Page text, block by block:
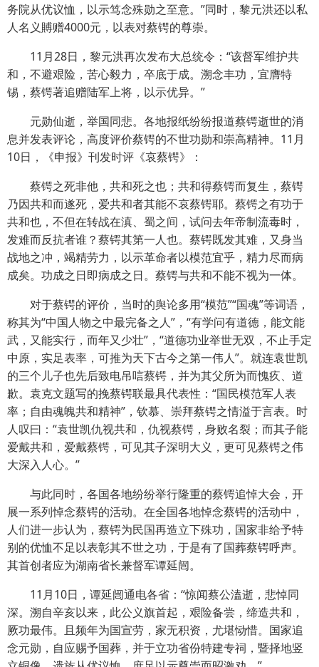
务院从优议恤，以示笃念殊勋之至意。”同时，黎元洪还以私
人名义賻赠4000元，以表对蔡锷的尊崇。
11月28日，黎元洪再次发布大总统令：“该督军维护共
和，不避艰险，苦心毅力，卒底于成。溯念丰功，宜膺特
锡，蔡锷著追赠陆军上将，以示优异。”
元勋仙逝，举国同悲。各地报纸纷纷报道蔡锷逝世的消
息并发表评论，高度评价蔡锷的不世功勋和崇高精神。11月
10日，《申报》刊发时评《哀蔡锷》：
蔡锷之死非他，共和死之也；共和得蔡锷而复生，蔡锷
乃因共和而遂死，爱共和者其能不哀蔡锷耶。蔡锷之有功于
共和也，不但在转战在滇、蜀之间，试问去年帝制流毒时，
发难而反抗者谁？蔡锷其第一人也。蔡锷既发其难，又身当
战地之冲，竭精劳力，以示革命者以模范宜乎，精力尽而病
成矣。功成之日即病成之日。蔡锷与共和不能不视为一体。
对于蔡锷的评价，当时的舆论多用“模范”“国魂”等词语，
称其为“中国人物之中最完备之人”，“有学问有道德，能文能
武，又能实行，而年又少壮”，“道德功业举世无双，不止手定
中原，实足表率，可推为天下古今之第一伟人”。就连袁世凯
的三个儿子也先后致电吊唁蔡锷，并为其父所为而愧疚、道
歉。袁克文题写的挽蔡锷联最具代表性：“国民模范军人表
率；自由魂魄共和精神”，钦慕、崇拜蔡锷之情溢于言表。时
人叹曰：“袁世凯仇视共和，仇视蔡锷，身败名裂；而其子能
爱戴共和，爱戴蔡锷，可见其子深明大义，更可见蔡锷之伟
大深入人心。”
与此同时，各国各地纷纷举行隆重的蔡锷追悼大会，开
展一系列悼念蔡锷的活动。在全国各地悼念蔡锷的活动中，
人们进一步认为，蔡锷为民国再造立下殊功，国家非给予特
别的优恤不足以表彰其不世之功，于是有了国葬蔡锷呼声。
其首创者应为湖南省长兼督军谭延闿。
11月10日，谭延闿通电各省：“惊闻蔡公溘逝，悲悼同
深。溯自辛亥以来，此公义旗首起，艰险备尝，缔造共和，
厥功最伟。且频年为国宣劳，家无积资，尤堪恸惜。国家追
念元勋，自应赐予国葬，并于立功省份特建专祠，暨择地竖